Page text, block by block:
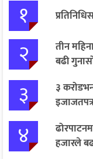
१
२
तीन
बढी
३
३
४
हजारले